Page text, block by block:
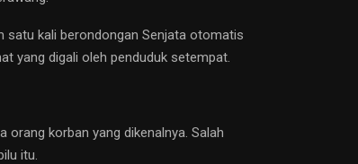
satu kali berondongan Senjata otomatis
yang digali oleh penduduk setempat.
orang korban yang dikenalnya. Salah
itu.